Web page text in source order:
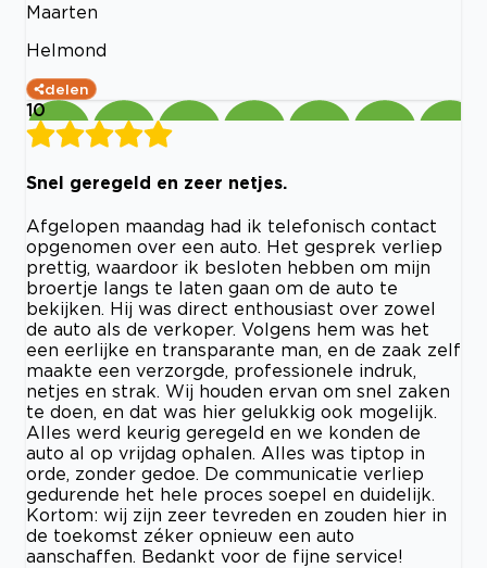
Maarten
Helmond
delen
10
Snel geregeld en zeer netjes.
Afgelopen maandag had ik telefonisch contact
opgenomen over een auto. Het gesprek verliep
prettig, waardoor ik besloten hebben om mijn
broertje langs te laten gaan om de auto te
bekijken. Hij was direct enthousiast over zowel
de auto als de verkoper. Volgens hem was het
een eerlijke en transparante man, en de zaak zelf
maakte een verzorgde, professionele indruk,
netjes en strak. Wij houden ervan om snel zaken
te doen, en dat was hier gelukkig ook mogelijk.
Alles werd keurig geregeld en we konden de
auto al op vrijdag ophalen. Alles was tiptop in
orde, zonder gedoe. De communicatie verliep
gedurende het hele proces soepel en duidelijk.
Kortom: wij zijn zeer tevreden en zouden hier in
de toekomst zéker opnieuw een auto
aanschaffen. Bedankt voor de fijne service!